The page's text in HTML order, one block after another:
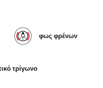
τρίγωνο
φως φρένων